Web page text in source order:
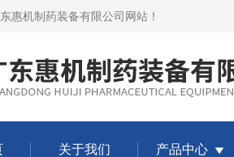
惠机制药装备有限公司网站 ！
关于我们 产品中心